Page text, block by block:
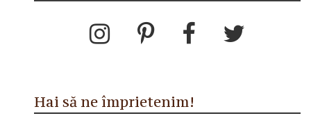
Hai să ne împrietenim!